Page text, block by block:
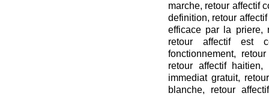
marche, retour affectif
definition, retour
efficace par la priere,
retour affectif est
fonctionnement,
retour affectif haitien,
immediat gratuit,
blanche, retour